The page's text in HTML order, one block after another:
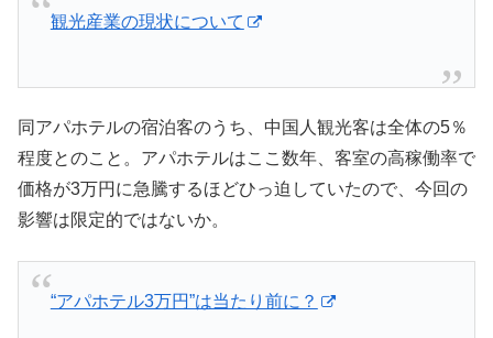
観光産業の現状について
同アパホテルの宿泊客のうち、中国人観光客は全体の5％
程度とのこと。アパホテルはここ数年、客室の高稼働率で
価格が3万円に急騰するほどひっ迫していたので、今回の
影響は限定的ではないか。
“アパホテル3万円”は当たり前に？